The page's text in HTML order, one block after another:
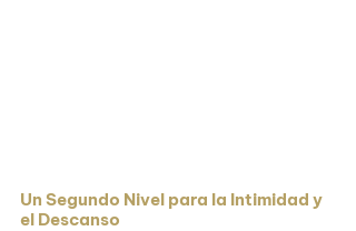
Un Segundo Nivel para la Intimidad y
el Descanso